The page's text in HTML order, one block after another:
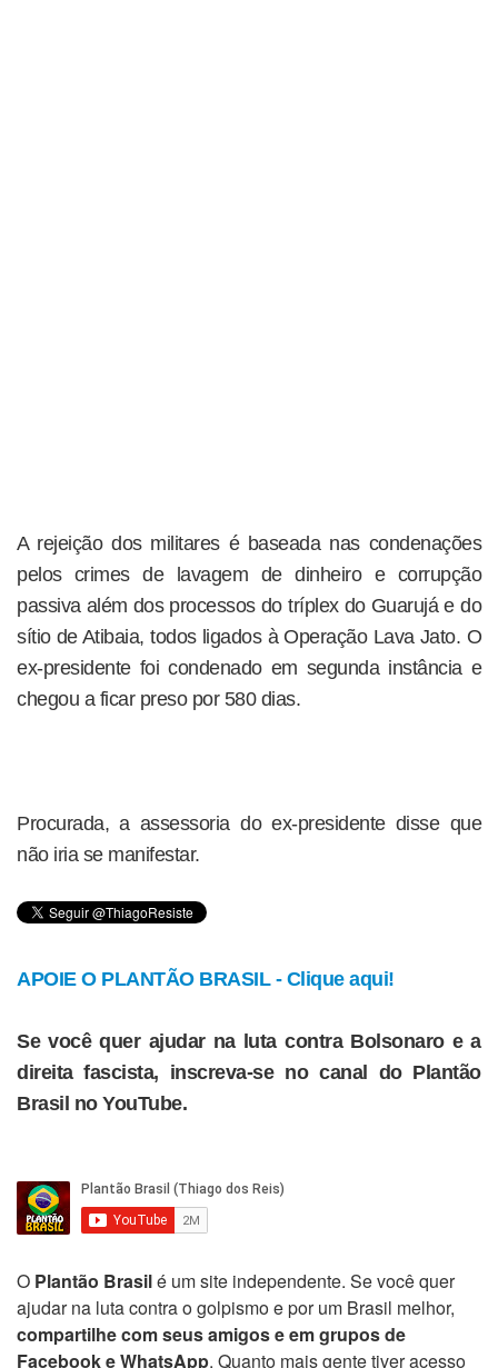
A rejeição dos militares é baseada nas condenações
pelos crimes de lavagem de dinheiro e corrupção
passiva além dos processos do tríplex do Guarujá e do
sítio de Atibaia, todos ligados à Operação Lava Jato. O
ex-presidente foi condenado em segunda instância e
chegou a ficar preso por 580 dias.
Procurada, a assessoria do ex-presidente disse que
não iria se manifestar.
APOIE O PLANTÃO BRASIL - Clique aqui!
Se você quer ajudar na luta contra Bolsonaro e a
direita fascista, inscreva-se no canal do Plantão
Brasil no YouTube.
O Plantão Brasilé um site independente. Se você quer
ajudar na luta contra o golpismo e por um Brasil melhor,
compartilhe com seus amigos e em grupos de
Facebook e WhatsApp. Quanto mais gente tiver acesso